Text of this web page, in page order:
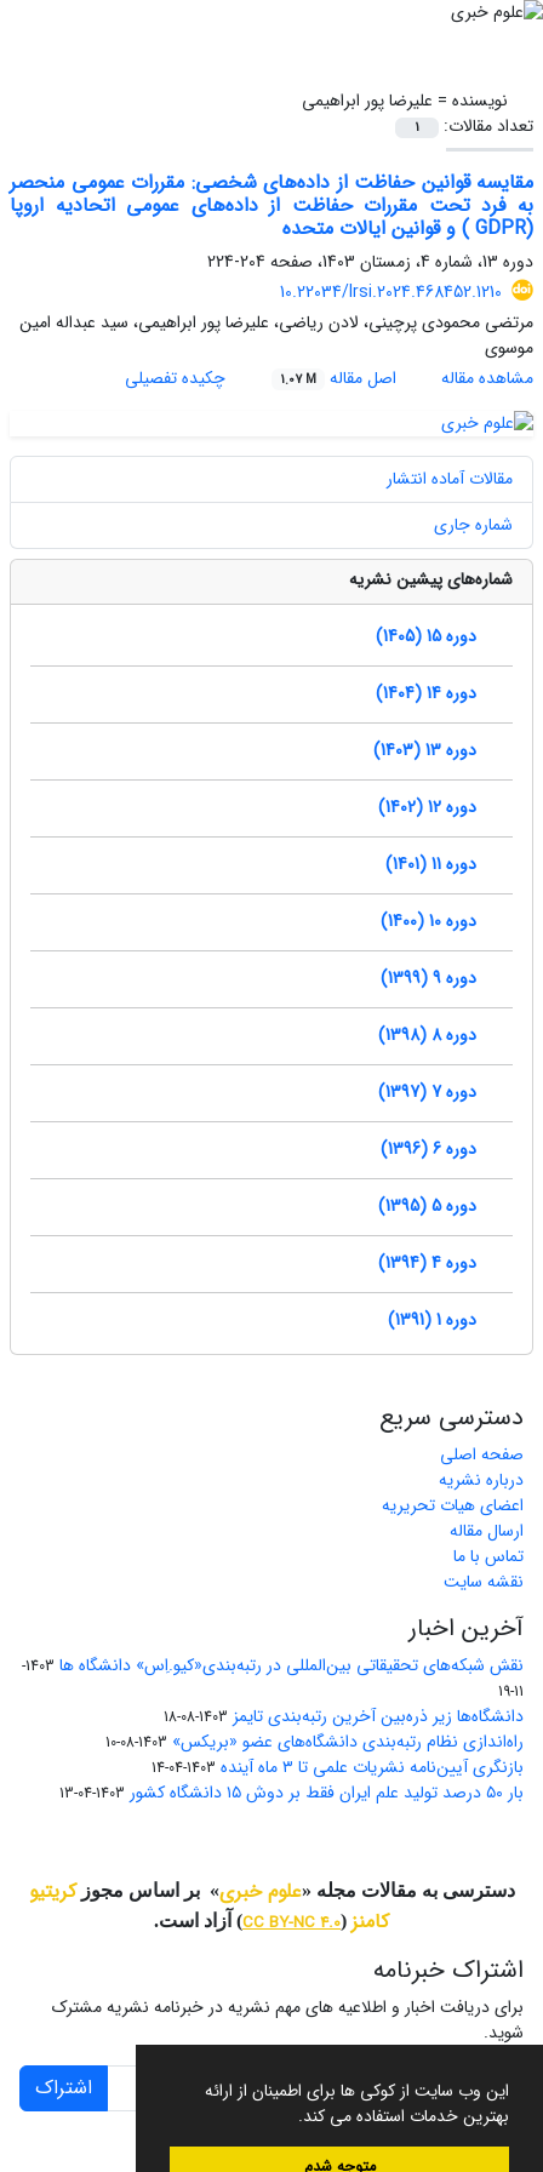
این وب سایت از کوکی ها برای اطمینان از ارائه
بهترین خدمات استفاده می کند.
متوجه شدم
نویسنده = علیرضا پور ابراهیمی
تعداد مقالات:
1
مقایسه قوانین حفاظت از داده‌های شخصی: مقررات عمومی منحصر
به فرد تحت مقررات حفاظت از داده‌های عمومی اتحادیه اروپا
(GDPR ) و قوانین ایالات متحده
دوره 13، شماره 4، زمستان 1403، صفحه
204-224
10.22034/lrsi.2024.468452.1210
مرتضی محمودی پرچینی، لادن ریاضی، علیرضا پور ابراهیمی، سید عبداله امین
موسوی
مشاهده مقاله
اصل مقاله 1.07 M چکیده تفصیلی
مقالات آماده انتشار
شماره جاری
شماره‌های پیشین نشریه
دوره 15 (1405)
دوره 14 (1404)
دوره 13 (1403)
دوره 12 (1402)
دوره 11 (1401)
دوره 10 (1400)
دوره 9 (1399)
دوره 8 (1398)
دوره 7 (1397)
دوره 6 (1396)
دوره 5 (1395)
دوره 4 (1394)
دوره 1 (1391)
دسترسی سریع
صفحه اصلی
درباره نشریه
اعضای هیات تحریریه
ارسال مقاله
تماس با ما
نقشه سایت
آخرین اخبار
نقش شبکه‌های تحقیقاتی بین‌المللی در رتبه‌بندی«کیو.اِس» دانشگاه ها
1403-
11-19
دانشگاه‌ها زیر ذره‌بین آخرین رتبه‌بندی تایمز 1403-08-18
راه‌اندازی نظام رتبه‌بندی دانشگاه‌‌های عضو «بریکس» 1403-08-10
بازنگری آیین‌نامه نشریات علمی تا ۳ ماه آینده 1403-04-14
بار ۵۰ درصد تولید علم ایران فقط بر دوش ۱۵ دانشگاه کشور 1403-04-13
دسترسی به مقالات مجله «علوم خبری» بر اساس مجوزکریتیو
کامنز (
CC BY-NC 4.0) آزاد است.
اشتراک خبرنامه
برای دریافت اخبار و اطلاعیه های مهم نشریه در خبرنامه نشریه مشترک
شوید.
اشتراک